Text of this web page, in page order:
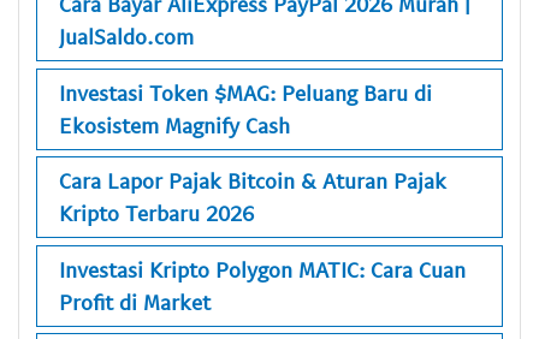
JualSaldo.com
Investasi Token $MAG: Peluang Baru di
Ekosistem Magnify Cash
Cara Lapor Pajak Bitcoin & Aturan Pajak
Kripto Terbaru 2026
Investasi Kripto Polygon MATIC: Cara Cuan
Profit di Market